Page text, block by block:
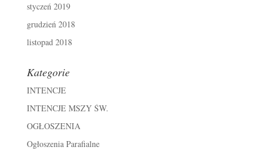
styczeń 2019
grudzień 2018
listopad 2018
Kategorie
INTENCJE
INTENCJE MSZY ŚW.
OGŁOSZENIA
Ogłoszenia Parafialne